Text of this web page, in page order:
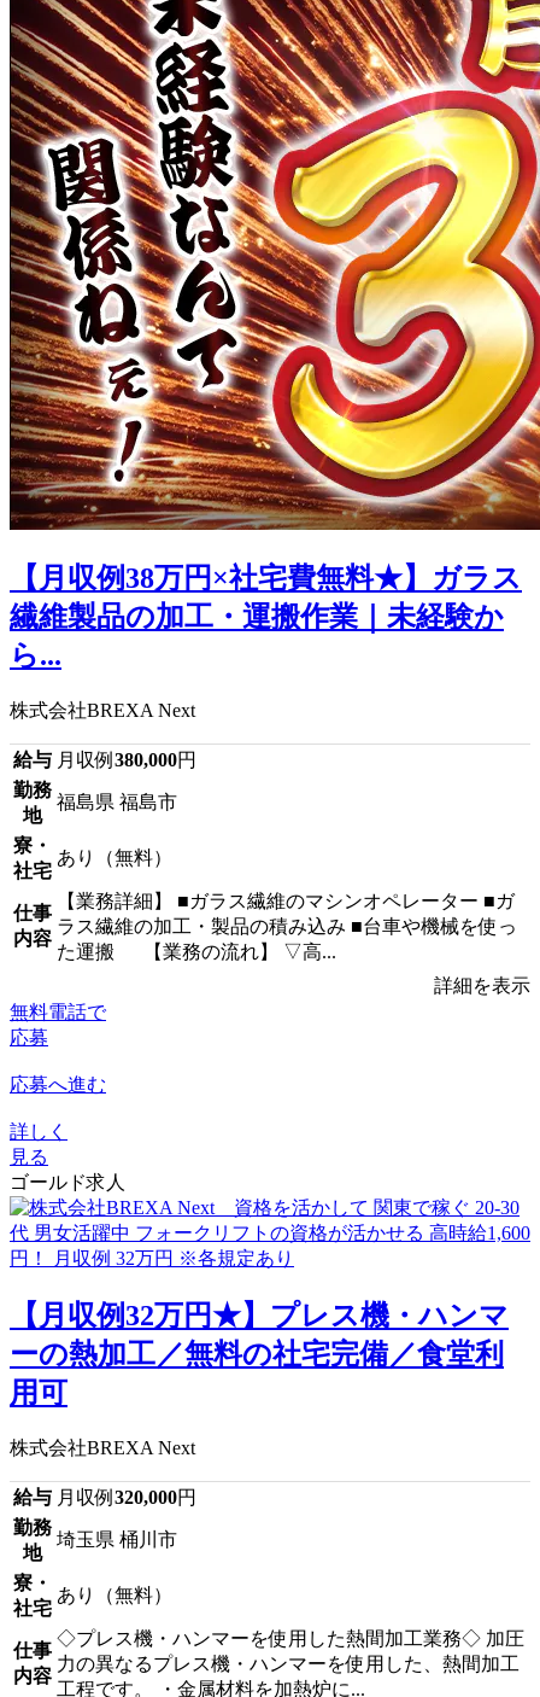
【月収例38万円×社宅費無料★】ガラス
繊維製品の加工・運搬作業｜未経験か
ら...
株式会社BREXA Next
給与 月収例 380,000円
勤務
地
福島県 福島市
寮・
社宅
あり（無料）
仕事
内容
【業務詳細】 ■ガラス繊維のマシンオペレーター ■ガ
ラス繊維の加工・製品の積み込み ■台車や機械を使っ
た運搬 【業務の流れ】 ▽高...
詳細を表示
無料電話で
応募
応募へ進む
詳しく
見る
ゴールド求人
【月収例32万円★】プレス機・ハンマ
ーの熱加工／無料の社宅完備／食堂利
用可
株式会社BREXA Next
給与 月収例 320,000円
勤務
地
埼玉県 桶川市
寮・
社宅
あり（無料）
仕事
内容
◇プレス機・ハンマーを使用した熱間加工業務◇ 加圧
力の異なるプレス機・ハンマーを使用した、熱間加工
工程です。 ・金属材料を加熱炉に...